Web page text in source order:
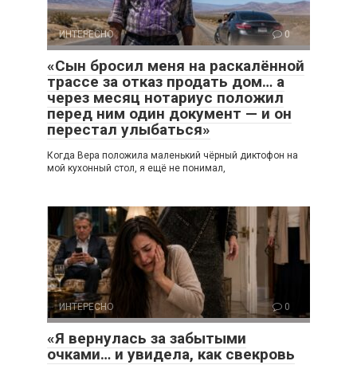
ИНТЕРЕСНО 0
«Сын бросил меня на раскалённой
трассе за отказ продать дом… а
через месяц нотариус положил
перед ним один документ — и он
перестал улыбаться»
Когда Вера положила маленький чёрный диктофон на
мой кухонный стол, я ещё не понимал,
ИНТЕРЕСНО 0
«Я вернулась за забытыми
очками… и увидела, как свекровь